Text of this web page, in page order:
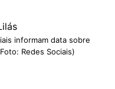
informam data sobre
Redes Sociais)